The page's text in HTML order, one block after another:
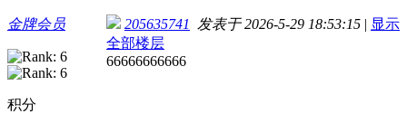
金牌会员
积分
205635741 发表于 2026-5-29 18:53:15 | 显示
全部楼层
66666666666